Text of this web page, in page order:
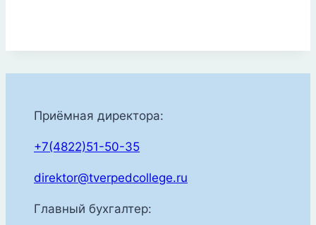
Приёмная директора:
+7(4822)51-50-35
direktor@tverpedcollege.ru
Главный бухгалтер: